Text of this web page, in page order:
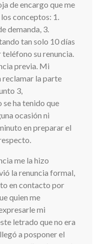
de encargo que me
conceptos: 1.
demanda, 3.
tan solo 10 días
su renuncia.
previa. Mi
reclamar la parte
3,
se ha tenido que
ocasión ni
en preparar el
me la hizo
la renuncia formal,
en contacto por
quien me
mi
letrado que no era
a posponer el